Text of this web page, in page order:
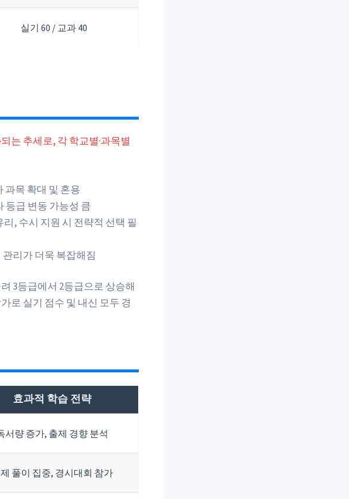
실기 60 / 교과 40
되는 추세로, 각 학교별·과목별
과목 확대 및 혼용
등급 변동 가능성 큼
, 수시 지원 시 전략적 선택 필
리가 더욱 복잡해짐
3등급에서 2등급으로 상승해
로 실기 점수 및 내신 모두 경
효과적 학습 전략
서량 증가, 출제 경향 분석
풀이 집중, 경시대회 참가